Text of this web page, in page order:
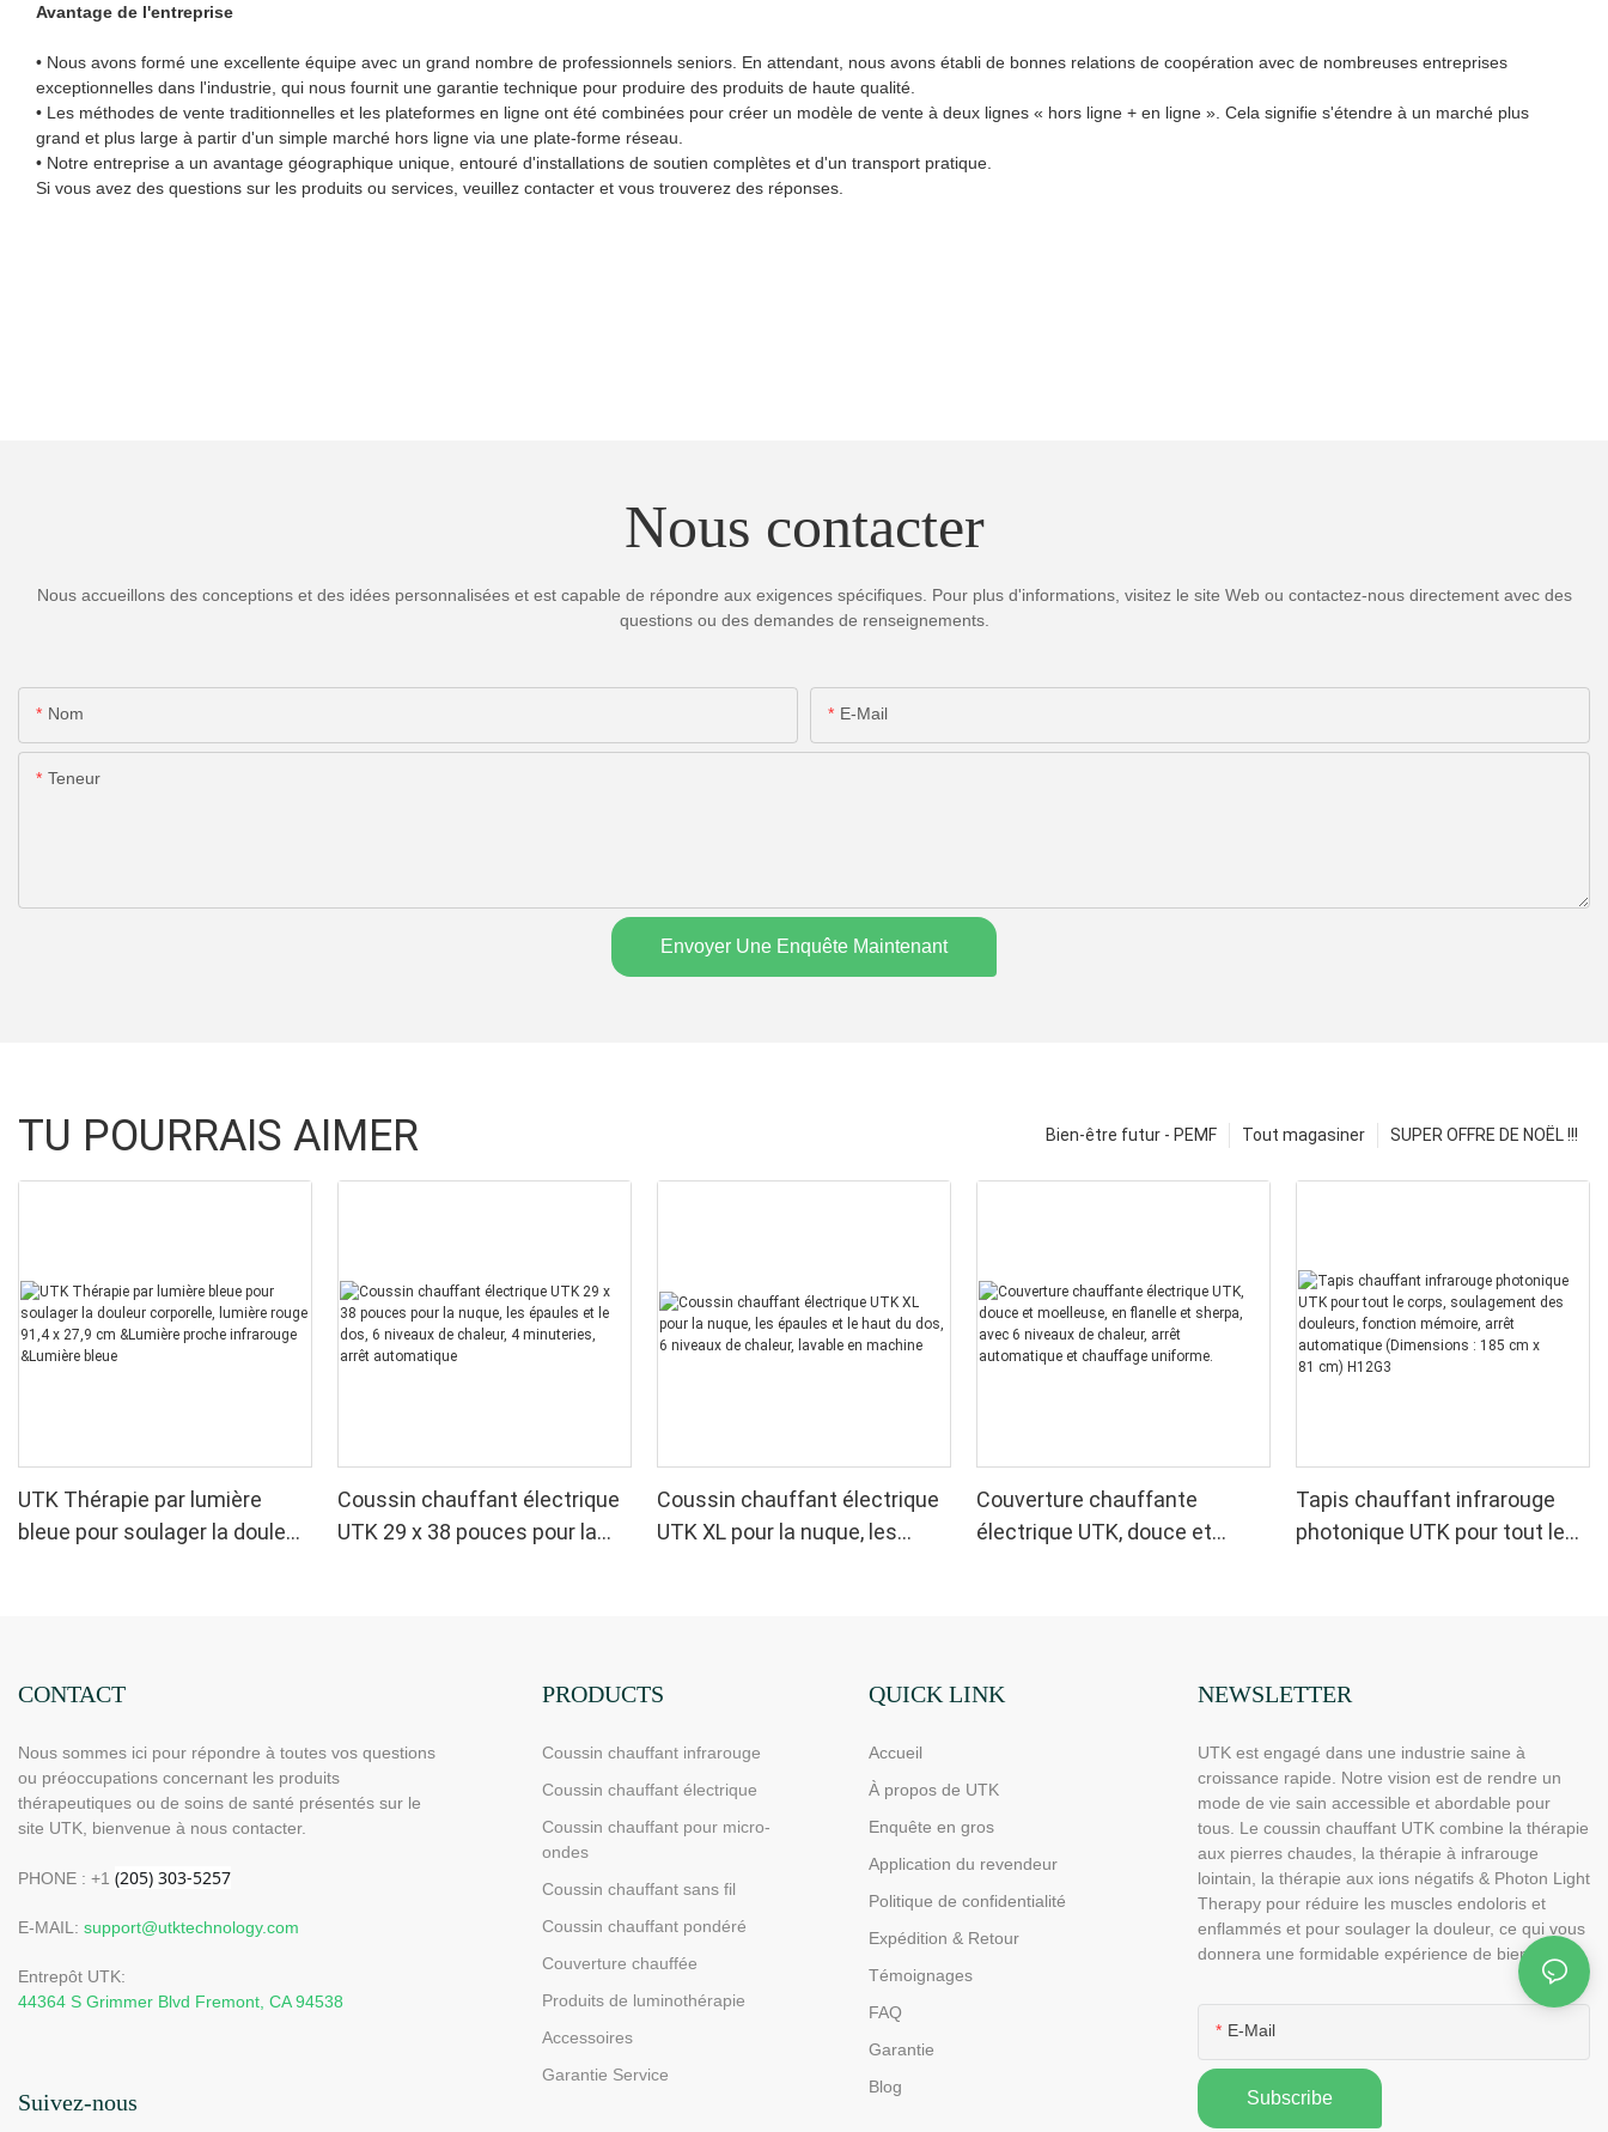
Avantage de l'entreprise
• Nous avons formé une excellente équipe avec un grand nombre de professionnels seniors. En attendant, nous avons établi de bonnes relations de coopération avec de nombreuses entreprises
exceptionnelles dans l'industrie, qui nous fournit une garantie technique pour produire des produits de haute qualité.
• Les méthodes de vente traditionnelles et les plateformes en ligne ont été combinées pour créer un modèle de vente à deux lignes « hors ligne + en ligne ». Cela signifie s'étendre à un marché plus
grand et plus large à partir d'un simple marché hors ligne via une plate-forme réseau.
• Notre entreprise a un avantage géographique unique, entouré d'installations de soutien complètes et d'un transport pratique.
Si vous avez des questions sur les produits ou services, veuillez contacter et vous trouverez des réponses.
Nous contacter
Nous accueillons des conceptions et des idées personnalisées et est capable de répondre aux exigences spécifiques. Pour plus d'informations, visitez le site Web ou contactez-nous directement avec des
questions ou des demandes de renseignements.
Nom E-Mail
Teneur
Envoyer Une Enquête Maintenant
TU POURRAIS AIMER SUPER OFFRE DE NOËL !!!
Tout magasiner
Bien-être futur - PEMF
UTK Thérapie par lumière
bleue pour soulager la douleur
Coussin chauffant électrique
UTK 29 x 38 pouces pour la
Coussin chauffant électrique
UTK XL pour la nuque, les
Couverture chauffante
électrique UTK, douce et
Tapis chauffant infrarouge
photonique UTK pour tout le
81 cm) H12G3
CONTACT
Nous sommes ici pour répondre à toutes vos questions
ou préoccupations concernant les produits
thérapeutiques ou de soins de santé présentés sur le
site UTK, bienvenue à nous contacter.
PHONE : +1
E-MAIL: support@utktechnology.com
Entrepôt UTK:
44364 S Grimmer Blvd Fremont, CA 94538
Suivez-nous
PRODUCTS
Coussin chauffant infrarouge
Coussin chauffant électrique
Coussin chauffant pour micro-
ondes
Coussin chauffant sans fil
Coussin chauffant pondéré
Couverture chauffée
Produits de luminothérapie
Accessoires
Garantie Service
QUICK LINK
Accueil
À propos de UTK
Enquête en gros
Application du revendeur
Politique de confidentialité
Expédition & Retour
Témoignages
FAQ
Garantie
Blog
NEWSLETTER
UTK est engagé dans une industrie saine à
croissance rapide. Notre vision est de rendre un
mode de vie sain accessible et abordable pour
tous. Le coussin chauffant UTK combine la thérapie
aux pierres chaudes, la thérapie à infrarouge
lointain, la thérapie aux ions négatifs & Photon Light
Therapy pour réduire les muscles endoloris et
enflammés et pour soulager la douleur, ce qui vous
donnera une formidable expérience de bien-être.
E-Mail
Subscribe